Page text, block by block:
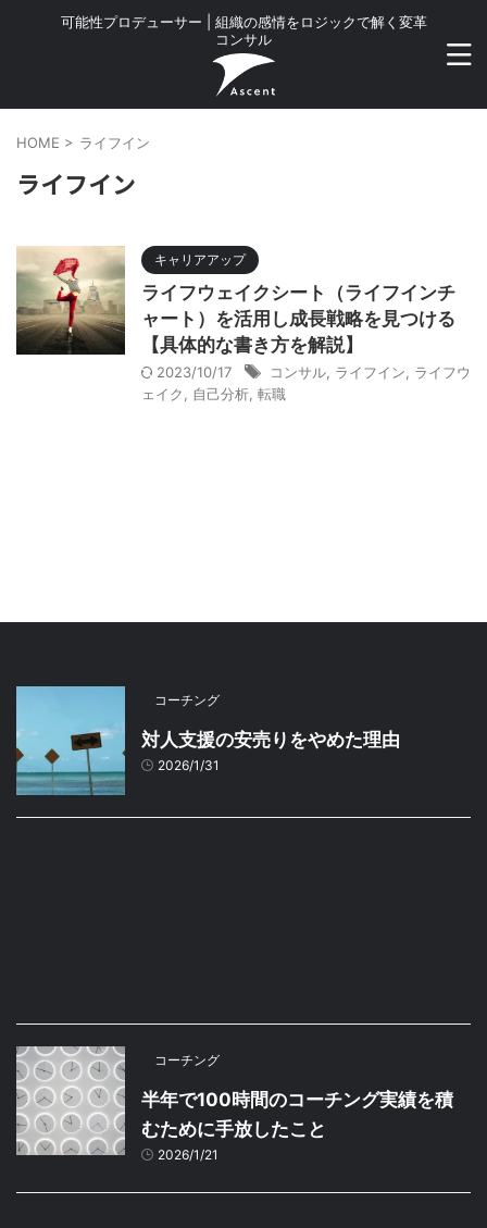
可能性プロデューサー | 組織の感情をロジックで解く変革
コンサル
HOME > ライフイン
ライフイン
キャリアアップ
ライフウェイクシート（ライフインチ
ャート）を活用し成長戦略を見つける
【具体的な書き方を解説】
2023/10/17 コンサル ライフイン
ライフウ
ェイク
自己分析 転職
コーチング
対人支援の安売りをやめた理由
2026/1/31
コーチング
半年で100時間のコーチング実績を積
むために手放したこと
2026/1/21